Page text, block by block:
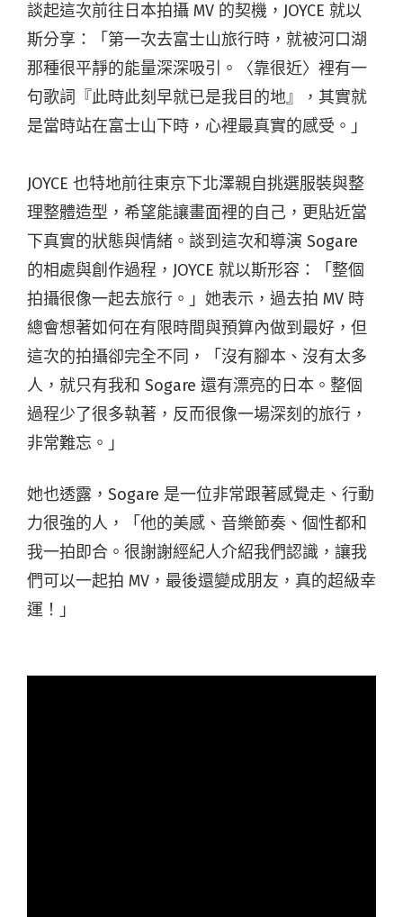
談起這次前往日本拍攝 MV 的契機，JOYCE 就以
斯分享：「第一次去富士山旅行時，就被河口湖
那種很平靜的能量深深吸引。〈靠很近〉裡有一
句歌詞『此時此刻早就已是我目的地』，其實就
是當時站在富士山下時，心裡最真實的感受。」
JOYCE 也特地前往東京下北澤親自挑選服裝與整
理整體造型，希望能讓畫面裡的自己，更貼近當
下真實的狀態與情緒。談到這次和導演 Sogare
的相處與創作過程，JOYCE 就以斯形容：「整個
拍攝很像一起去旅行。」她表示，過去拍 MV 時
總會想著如何在有限時間與預算內做到最好，但
這次的拍攝卻完全不同，「沒有腳本、沒有太多
人，就只有我和 Sogare 還有漂亮的日本。 整個
過程少了很多執著，反而很像一場深刻的旅行，
非常難忘。」
她也透露，Sogare 是一位非常跟著感覺走、行動
力很強的人，「他的美感、音樂節奏、個性都和
我一拍即合。很謝謝經紀人介紹我們認識，讓我
們可以一起拍 MV，最後還變成朋友，真的超級幸
運！」